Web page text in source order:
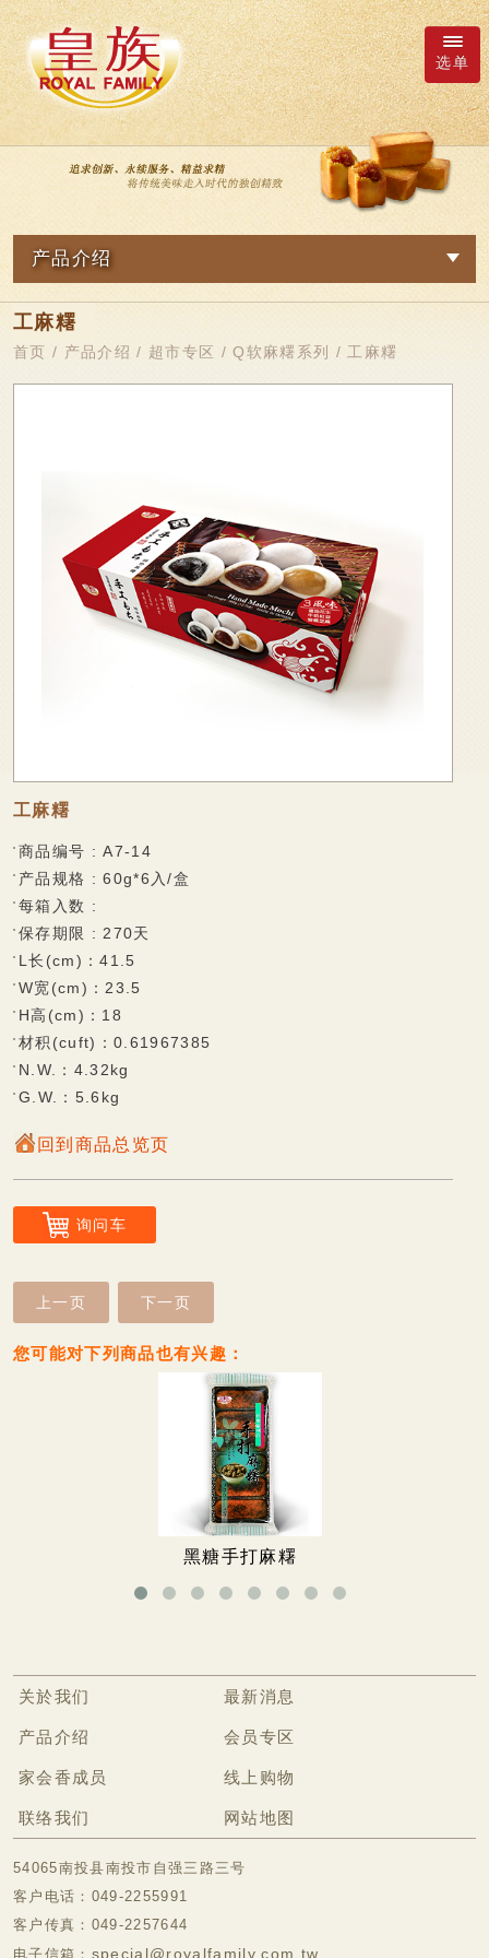
选单
语系
繁體中文
日本語
English
关於我们
最新消息
家会香成员
线上购物
产品介绍
网路订购
新品专区
皇族Family
可口酥饼系列
香脆蛋卷系列
Q软麻糬系列
风味麻糬饼系列
超市专区
能量棒系列
鲜果冻系列
可口酥饼系列
香脆蛋卷系列
风味麻糬饼系列
Q软麻糬系列
小丸子系列
大福系列
巧克力披覆系列
甜蜜牛轧糖系列
传统糕饼系列
无糖酥
胶原蛋白美颜冻
冷冻食品专区
工麻糬
首页 / 产品介绍 / 超市专区 /Q软麻糬系列 / 工麻糬
工麻糬
商品编号 : A7-14
产品规格 : 60g*6入/盒
每箱入数 :
保存期限 : 270天
L长(cm)：41.5
W宽(cm)：23.5
H高(cm)：18
材积(cuft)：0.61967385
N.W.：4.32kg
G.W.：5.6kg
回到商品总览页
询问车
上一页 下一页
您可能对下列商品也有兴趣：
黑糖手打麻糬
关於我们 最新消息
产品介绍 会员专区
家会香成员 线上购物
联络我们 网站地图
54065南投县南投市自强三路三号
客户电话：049-2255991
客户传真：049-2257644
电子信箱： special@royalfamily.com.tw